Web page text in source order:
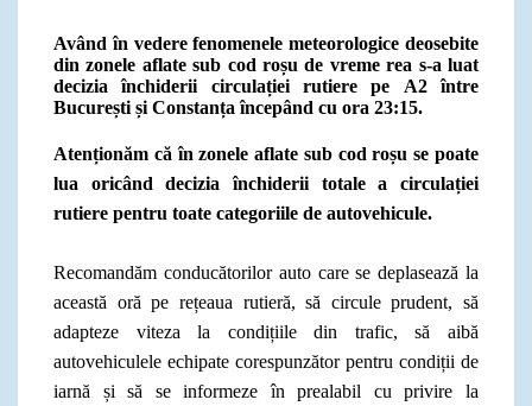
Având în vedere fenomenele meteorologice deosebite
din zonele aflate sub cod roșu de vreme rea s-a luat
decizia închiderii circulației rutiere pe
A2 între
București și Constanța începând cu ora 23:15.
Atenționăm că în zonele aflate sub cod roșu se poate
lua oricând decizia închiderii totale a circulației
rutiere pentru toate categoriile de autovehicule.
Recomandăm conducătorilor auto care se deplasează la
această oră pe rețeaua rutieră, să circule prudent, să
adapteze viteza la condițiile din trafic, să aibă
autovehiculele echipate corespunzător pentru condiții de
iarnă și să se informeze în prealabil cu privire la